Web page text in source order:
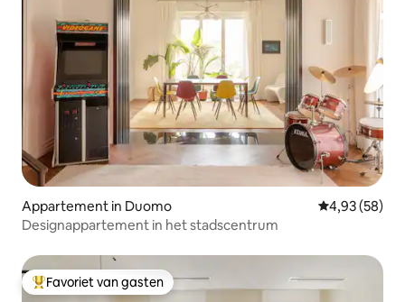
Appartement in Duomo Gemiddelde
4,93 (58)
Designappartement in het stadscentrum
Topfavoriet van gasten
Favoriet van gasten